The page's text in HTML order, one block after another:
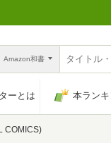
Amazon和書
ーとは 本ラン
COMICS)